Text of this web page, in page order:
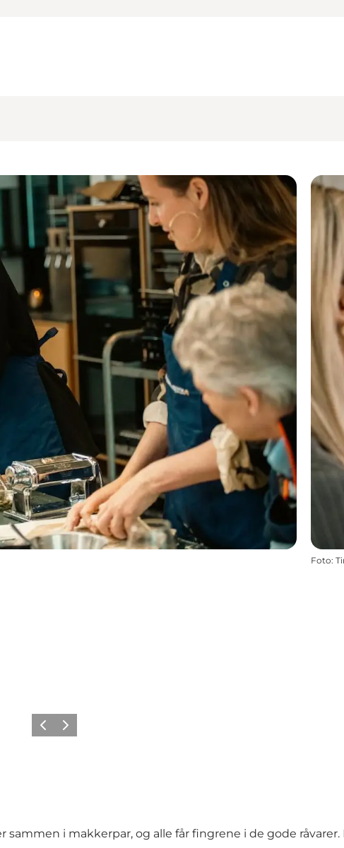
Foto:
ForrigeNæste
i makkerpar, og alle får fingrene i de gode råvarer.